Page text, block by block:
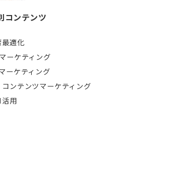
コンテンツ
適化
ーケティング
ーケティング
コンテンツマーケティング
用